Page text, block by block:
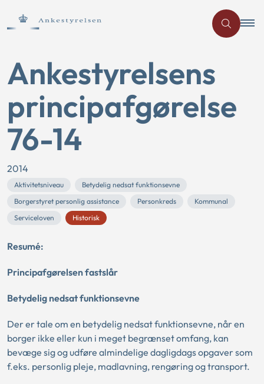
Ankestyrelsens
principafgørelse
76-14
2014
Aktivitetsniveau
Betydelig nedsat funktionsevne
Borgerstyret personlig assistance
Personkreds
Kommunal
Serviceloven
Historisk
Resumé:
Principafgørelsen fastslår
Betydelig nedsat funktionsevne
Der er tale om en betydelig nedsat funktionsevne, når en
borger ikke eller kun i meget begrænset omfang, kan
bevæge sig og udføre almindelige dagligdags opgaver som
f.eks. personlig pleje, madlavning, rengøring og transport.